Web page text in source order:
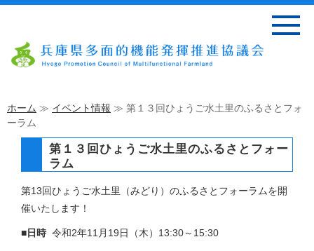
ホーム ≫ イベント情報 ≫ 第１３回ひょうご水土里のふるさとフォ
ーラム
第１３回ひょうご水土里のふるさとフォー
ラム
第13回ひょうご水土里（みどり）のふるさとフォーラムを開
催いたします！
■日時 令和2年11月19日（木）13:30～15:30